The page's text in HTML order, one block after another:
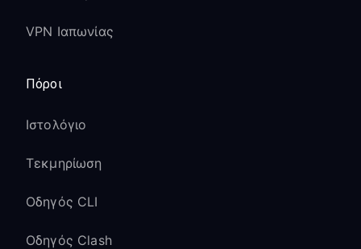
VPN Ιαπωνίας
Πόροι
Ιστολόγιο
Τεκμηρίωση
Οδηγός CLI
Οδηγός Clash